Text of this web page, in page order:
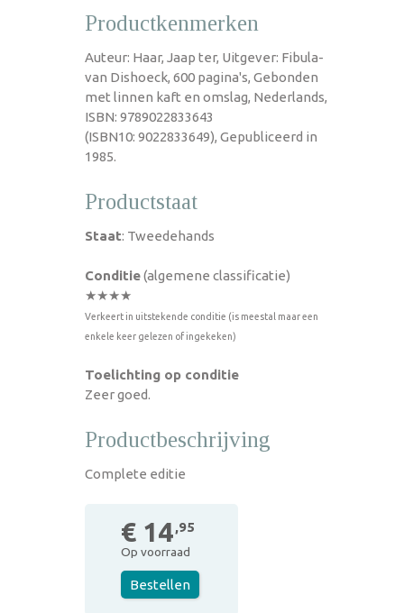
Productkenmerken
Auteur: Haar, Jaap ter, Uitgever: Fibula-
van Dishoeck, 600 pagina's, Gebonden
met linnen kaft en omslag, Nederlands,
ISBN: 9789022833643
(ISBN10: 9022833649), Gepubliceerd in
1985.
Productstaat
Staat: Tweedehands
Conditie(algemene classificatie)
★★★★
Verkeert in uitstekende conditie (is meestal maar een
enkele keer gelezen of ingekeken)
Toelichting op conditie
Zeer goed.
Productbeschrijving
Complete editie
€ 14,95
Op voorraad
Bestellen